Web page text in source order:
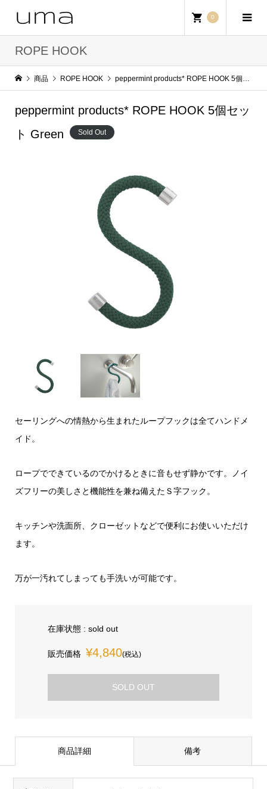
0
ROPE HOOK
商品 ROPE HOOK peppermint products* ROPE HOOK 5個セット Green
peppermint products* ROPE HOOK 5個セッ
ト Green
Sold Out
セーリングへの情熱から生まれたループフックは全てハンドメ
イド。
ロープでできているのでかけるときに音もせず静かです。ノイ
ズフリーの美しさと機能性を兼ね備えたＳ字フック。
キッチンや洗面所、クローゼットなどで便利にお使いいただけ
ます。
万が一汚れてしまっても手洗いが可能です。
在庫状態 : sold out
販売価格 ¥4,840(税込)
SOLD OUT
商品詳細 備考